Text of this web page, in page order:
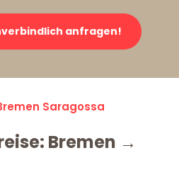
anfragen!
Saragossa
Bremen →